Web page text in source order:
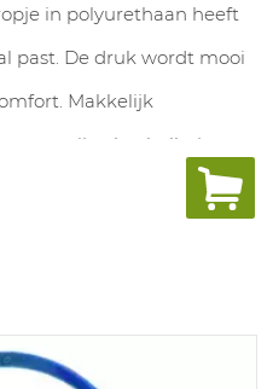
in polyurethaan heeft
past. De druk wordt mooi
Makkelijk
roestvrijstalen balletje en
blauwe kleur bij